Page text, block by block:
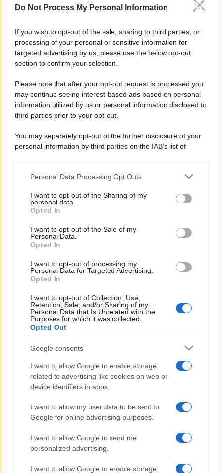
Do Not Process My Personal Information
If you wish to opt-out of the sale, sharing to third parties, or
processing of your personal or sensitive information for
targeted advertising by us, please use the below opt-out
section to confirm your selection.
Please note that after your opt-out request is processed you
may continue seeing interest-based ads based on personal
information utilized by us or personal information disclosed to
third parties prior to your opt-out.
You may separately opt-out of the further disclosure of your
personal information by third parties on the IAB’s list of
This information may also be disclosed by us to third parties
disclose it to other third parties.
Please note that this website/app uses one or more Google
services and may gather and store information including but
not limited to your visit or usage behaviour. You may click to
grant or deny consent to Google and its third-party tags to
consent section.
Personal Data Processing Opt Outs
I want to opt-out of the Sharing of my
personal data.
Opted In
I want to opt-out of the Sale of my
Personal Data.
Opted In
I want to opt-out of processing my
Personal Data for Targeted Advertising.
Opted In
I want to opt-out of Collection, Use,
Retention, Sale, and/or Sharing of my
Personal Data that Is Unrelated with the
Purposes for which it was collected.
Opted Out
Google consents
I want to allow Google to enable storage
related to advertising like cookies on web or
device identifiers in apps.
I want to allow my user data to be sent to
Google for online advertising purposes.
I want to allow Google to send me
personalized advertising.
I want to allow Google to enable storage